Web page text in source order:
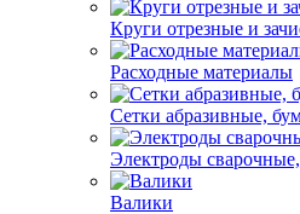
Круги отрезные и
Расходные материалы
Сетки абразивные,
Электроды
Валики